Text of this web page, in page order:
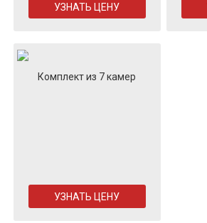
УЗНАТЬ ЦЕНУ
Комплект из 7 камер
УЗНАТЬ ЦЕНУ